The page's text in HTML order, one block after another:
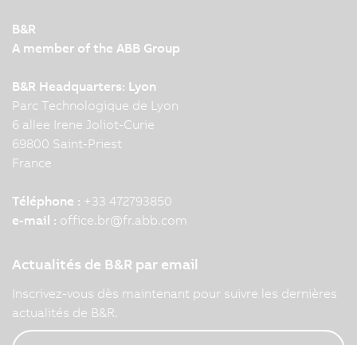
B&R
A member of the ABB Group
B&R Headquarters: Lyon
Parc Technologique de Lyon
6 allee Irene Joliot-Curie
69800 Saint-Priest
France
Téléphone : +33 472793850
e-mail : office.br@fr.abb.com
Actualités de B&R par email
Inscrivez-vous dès maintenant pour suivre les dernières
actualités de B&R.